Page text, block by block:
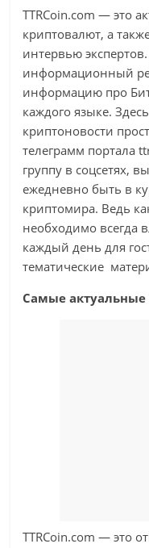
TTRCoin.com — это
криптовалют, а
интервью
информационный
информацию про
каждого языке.
криптоновости
телеграмм портала
группу в соцсетях,
ежедневно быть в
криптомира. Ведь
необходимо всегда
каждый день для
тематические
Самые актуальные
TTRCoin.com — это